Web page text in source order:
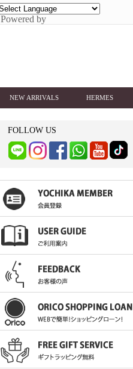
Powered by
NEW ARRIVALS HERMES
FOLLOW US